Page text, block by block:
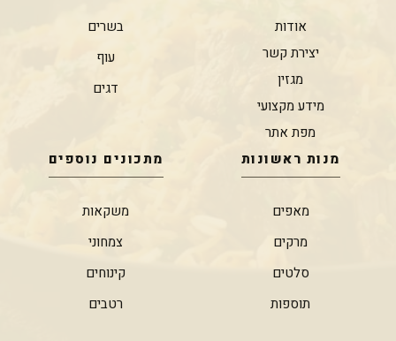
אודות
יצירת קשר
מגזין
מידע מקצועי
מפת אתר
בשרים
עוף
דגים
מנות ראשונות
מאפים
מרקים
סלטים
תוספות
מתכונים נוספים
משקאות
צמחוני
קינוחים
רטבים